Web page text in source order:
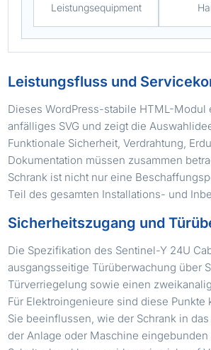
Leistungsequipment
Leistungsfluss und
Dieses WordPress-stabile HTML-Modul
anfälliges SVG und zeigt die
Funktionale Sicherheit, Verdrahtung,
Dokumentation müssen zusammen
Schrank ist nicht nur eine
Teil des gesamten Installations- und
Sicherheitszugang und
Die Spezifikation des Sentinel-Y 24U
ausgangsseitige Türüberwachung über
Türverriegelung sowie einen
Für Elektroingenieure sind diese Punkte
Sie beeinflussen, wie der Schrank in
der Anlage oder Maschine eingebunden